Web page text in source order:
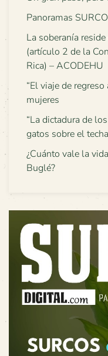
Panoramas
La soberanía
(artículo 2 de la
Rica) – ACODEHU
“El viaje de
mujeres
“La dictadura de
gatos sobre el
¿Cuánto vale la
Buglé?